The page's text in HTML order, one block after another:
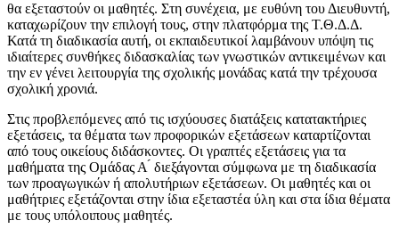
θα εξεταστούν οι μαθητές. Στη συνέχεια, με ευθύνη του Διευθυντή,
καταχωρίζουν την επιλογή τους, στην πλατφόρμα της Τ.Θ.Δ.Δ.
Κατά τη διαδικασία αυτή, οι εκπαιδευτικοί λαμβάνουν υπόψη τις
ιδιαίτερες συνθήκες διδασκαλίας των γνωστικών αντικειμένων και
την εν γένει λειτουργία της σχολικής μονάδας κατά την τρέχουσα
σχολική χρονιά.
Στις προβλεπόμενες από τις ισχύουσες διατάξεις κατατακτήριες
εξετάσεις, τα θέματα των προφορικών εξετάσεων καταρτίζονται
από τους οικείους διδάσκοντες. Οι γραπτές εξετάσεις για τα
μαθήματα της Ομάδας Α ́ διεξάγονται σύμφωνα με τη διαδικασία
των προαγωγικών ή απολυτήριων εξετάσεων. Οι μαθητές και οι
μαθήτριες εξετάζονται στην ίδια εξεταστέα ύλη και στα ίδια θέματα
με τους υπόλοιπους μαθητές.